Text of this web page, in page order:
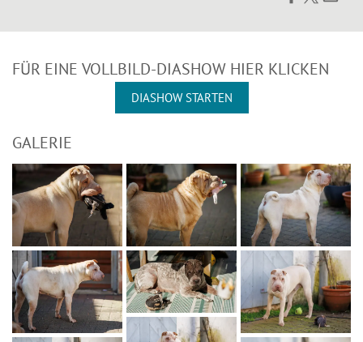
FÜR EINE VOLLBILD-DIASHOW HIER KLICKEN
DIASHOW STARTEN
GALERIE